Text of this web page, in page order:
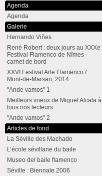
Agenda
Agenda
Galerie
Hernando Viñes
René Robert : deux jours au XXXe
Festival Flamenco de Nîmes -
carnet de bord
XXVI Festival Arte Flamenco /
Mont-de-Marsan, 2014
"Ande vamos" 1
Meilleurs voeux de Miguel Alcala à
tous nos lecteurs
"Ande vamos" 2
Articles de fond
La Séville des Machado
L’école sévillane du baile
Museo del baile flamenco
Séville : Biennale 2006